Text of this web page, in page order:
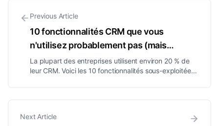
Previous Article
10 fonctionnalités CRM que vous
n'utilisez probablement pas (mais
devriez) en 2026
La plupart des entreprises utilisent environ 20 % de
leur CRM. Voici les 10 fonctionnalités sous-exploitées,
personnalisés, attribution, qui génèrent discrètement
le plus de chiffre d'affaires quand vous les activez
Next Article